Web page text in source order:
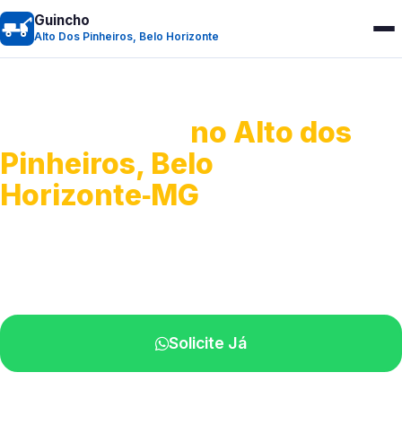
Guincho
Alto Dos Pinheiros, Belo Horizonte
no Alto dos
Pinheiros, Belo
Horizonte‑MG
Solicite Já